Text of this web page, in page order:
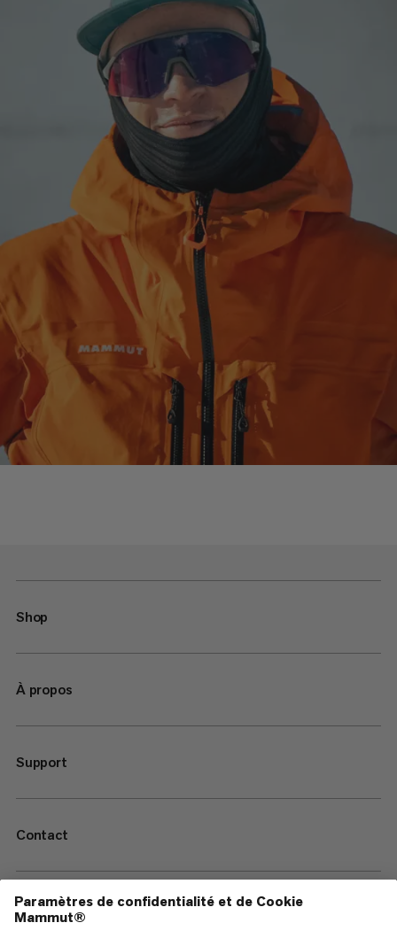
Shop
À propos
Support
Contact